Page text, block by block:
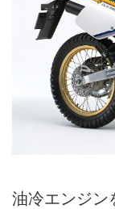
油冷エンジン